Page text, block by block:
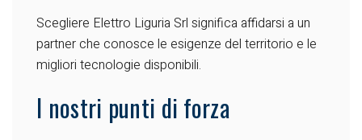
Scegliere Elettro Liguria Srl significa affidarsi a un
partner che conosce le esigenze del territorio e le
migliori tecnologie disponibili.
I nostri punti di forza